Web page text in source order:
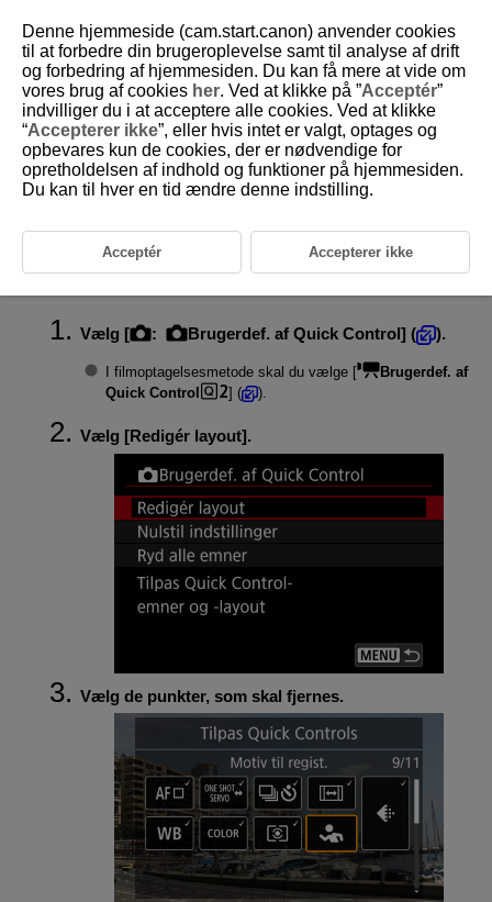
D388-115
Brugerdefinerede Quick
Controllere
Quick Control-punkter og layout kan brugerdefineres.
Vælg [ : Brugerdef. af Quick Control] ( ).
I filmoptagelsesmetode skal du vælge [
Brugerdef. af
Quick Control
] ( ).
Vælg [Redigér layout].
Vælg de punkter, som skal fjernes.
Denne hjemmeside (cam.start.canon) anvender cookies
til at forbedre din brugeroplevelse samt til analyse af drift
og forbedring af hjemmesiden. Du kan få mere at vide om
vores brug af cookies her. Ved at klikke på ”Acceptér”
indvilliger du i at acceptere alle cookies. Ved at klikke
“Accepterer ikke”, eller hvis intet er valgt, optages og
opbevares kun de cookies, der er nødvendige for
opretholdelsen af indhold og funktioner på hjemmesiden.
Du kan til hver en tid ændre denne indstilling.
Acceptér Accepterer ikke